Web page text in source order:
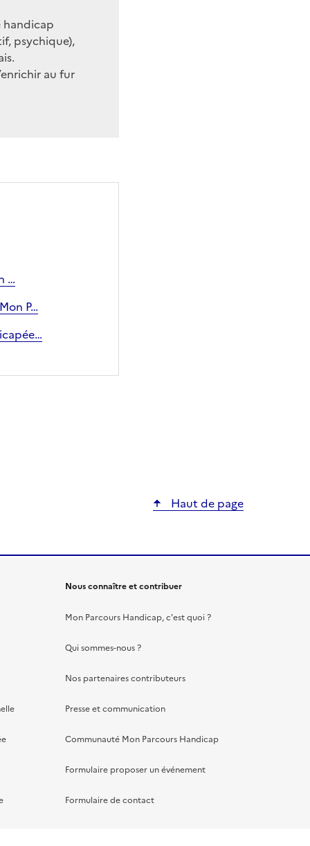
handicap
psychique),
au fur
…
P…
Haut de page
Nous connaître et contribuer
Mon Parcours Handicap, c'est quoi ?
Qui sommes-nous ?
Nos partenaires contributeurs
Presse et communication
Communauté Mon Parcours Handicap
Formulaire proposer un événement
Formulaire de contact